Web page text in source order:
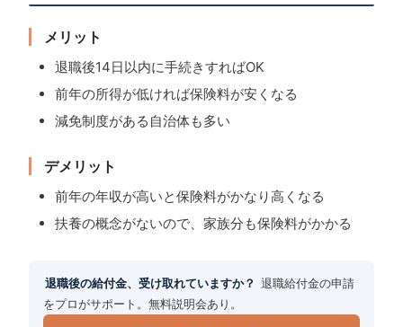
メリット
退職後14日以内に手続きすればOK
前年の所得が低ければ保険料が安くなる
減免制度がある自治体も多い
デメリット
前年の年収が高いと保険料がかなり高くなる
扶養の概念がないので、家族分も保険料がかかる
退職後の給付金、受け取れていますか？ 退職給付金の申請
をプロがサポート。無料説明会あり。